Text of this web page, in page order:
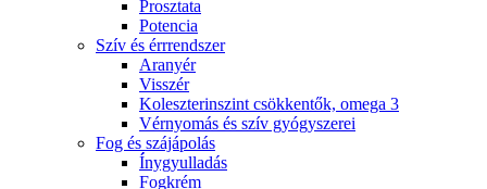
Prosztata
Potencia
Szív és érrrendszer
Aranyér
Visszér
Koleszterinszint csökkentők, omega 3
Vérnyomás és szív gyógyszerei
Fog és szájápolás
Í́nygyulladás
Fogkrém